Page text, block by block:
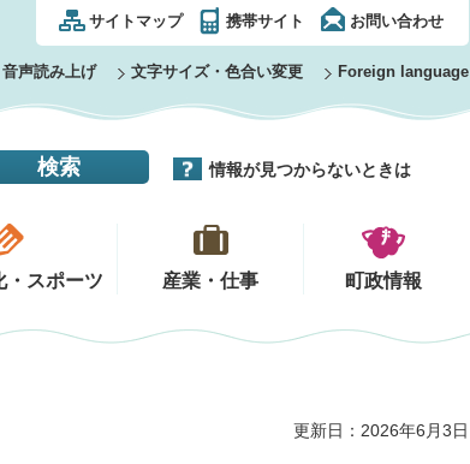
サイトマップ 携帯サイト お問い合わせ
音声読み上げ 文字サイズ・色合い変更 Foreign language
情報が見つからないときは
・スポーツ 産業・仕事 町政情報
更新日：2026年6月3日